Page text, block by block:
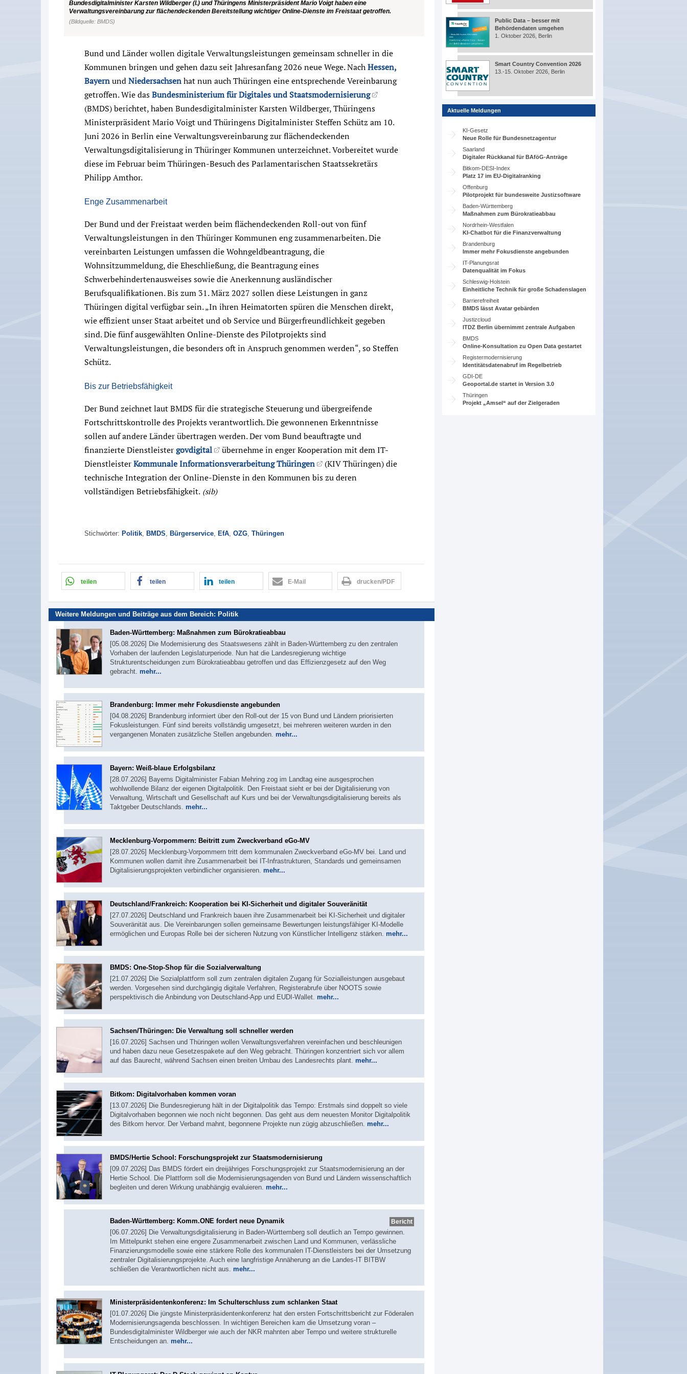
Bundesdigitalminister Karsten Wildberger (l.) und Thüringens Ministerpräsident Mario Voigt haben eine
Verwaltungsvereinbarung zur flächendeckenden Bereitstellung wichtiger Online-Dienste im Freistaat getroffen.
(Bildquelle: BMDS)
Bund und Länder wollen digitale Verwaltungsleistungen gemeinsam schneller in die
Kommunen bringen und gehen dazu seit Jahresanfang 2026 neue Wege. NachHessen,
BayernundNiedersachsenhat nun auch Thüringen eine entsprechende Vereinbarung
getroffen. Wie dasBundesministerium für Digitales und Staatsmodernisierung
(BMDS) berichtet, haben Bundesdigitalminister Karsten Wildberger, Thüringens
Ministerpräsident Mario Voigt und Thüringens Digitalminister Steffen Schütz am 10.
Juni 2026 in Berlin eine Verwaltungsvereinbarung zur flächendeckenden
Verwaltungsdigitalisierung in Thüringer Kommunen unterzeichnet. Vorbereitet wurde
diese im Februar beim Thüringen-Besuch des Parlamentarischen Staatssekretärs
Philipp Amthor.
Enge Zusammenarbeit
Der Bund und der Freistaat werden beim flächendeckenden Roll-out von fünf
Verwaltungsleistungen in den Thüringer Kommunen eng zusammenarbeiten. Die
vereinbarten Leistungen umfassen die Wohngeldbeantragung, die
Wohnsitzummeldung, die Eheschließung, die Beantragung eines
Schwerbehindertenausweises sowie die Anerkennung ausländischer
Berufsqualifikationen. Bis zum 31. März 2027 sollen diese Leistungen in ganz
Thüringen digital verfügbar sein. „In ihren Heimatorten spüren die Menschen direkt,
wie effizient unser Staat arbeitet und ob Service und Bürgerfreundlichkeit gegeben
sind. Die fünf ausgewählten Online-Dienste des Pilotprojekts sind
Verwaltungsleistungen, die besonders oft in Anspruch genommen werden“, so Steffen
Schütz.
Bis zur Betriebsfähigkeit
Der Bund zeichnet laut BMDS für die strategische Steuerung und übergreifende
Fortschrittskontrolle des Projekts verantwortlich. Die gewonnenen Erkenntnisse
sollen auf andere Länder übertragen werden. Der vom Bund beauftragte und
finanzierte Dienstleistergovdigital
übernehme in enger Kooperation mit dem IT-
DienstleisterKommunale Informationsverarbeitung Thüringen
(KIV Thüringen) die
technische Integration der Online-Dienste in den Kommunen bis zu deren
vollständigen Betriebsfähigkeit. (sib)
Stichwörter: Politik, BMDS, Bürgerservice, EfA, OZG, Thüringen
teilen teilen teilen E-Mail drucken/PDF
Weitere Meldungen und Beiträge aus dem Bereich: Politik
Baden-Württemberg: Maßnahmen zum Bürokratieabbau
[05.08.2026] Die Modernisierung des Staatswesens zählt in Baden-Württemberg zu den zentralen
Vorhaben der laufenden Legislaturperiode. Nun hat die Landesregierung wichtige
Strukturentscheidungen zum Bürokratieabbau getroffen und das Effizienzgesetz auf den Weg
gebracht. mehr...
Brandenburg: Immer mehr Fokusdienste angebunden
[04.08.2026] Brandenburg informiert über den Roll-out der 15 von Bund und Ländern priorisierten
Fokusleistungen. Fünf sind bereits vollständig umgesetzt, bei mehreren weiteren wurden in den
vergangenen Monaten zusätzliche Stellen angebunden. mehr...
Bayern: Weiß-blaue Erfolgsbilanz
[28.07.2026] Bayerns Digitalminister Fabian Mehring zog im Landtag eine ausgesprochen
wohlwollende Bilanz der eigenen Digitalpolitik. Den Freistaat sieht er bei der Digitalisierung von
Verwaltung, Wirtschaft und Gesellschaft auf Kurs und bei der Verwaltungsdigitalisierung bereits als
Taktgeber Deutschlands. mehr...
Mecklenburg-Vorpommern: Beitritt zum Zweckverband eGo-MV
[28.07.2026] Mecklenburg-Vorpommern tritt dem kommunalen Zweckverband eGo-MV bei. Land und
Kommunen wollen damit ihre Zusammenarbeit bei IT-Infrastrukturen, Standards und gemeinsamen
Digitalisierungsprojekten verbindlicher organisieren. mehr...
Deutschland/Frankreich: Kooperation bei KI-Sicherheit und digitaler Souveränität
[27.07.2026] Deutschland und Frankreich bauen ihre Zusammenarbeit bei KI-Sicherheit und digitaler
Souveränität aus. Die Vereinbarungen sollen gemeinsame Bewertungen leistungsfähiger KI-Modelle
ermöglichen und Europas Rolle bei der sicheren Nutzung von Künstlicher Intelligenz stärken. mehr...
BMDS: One-Stop-Shop für die Sozialverwaltung
[21.07.2026] Die Sozialplattform soll zum zentralen digitalen Zugang für Sozialleistungen ausgebaut
werden. Vorgesehen sind durchgängig digitale Verfahren, Registerabrufe über NOOTS sowie
perspektivisch die Anbindung von Deutschland-App und EUDI-Wallet. mehr...
Sachsen/Thüringen: Die Verwaltung soll schneller werden
[16.07.2026] Sachsen und Thüringen wollen Verwaltungsverfahren vereinfachen und beschleunigen
und haben dazu neue Gesetzespakete auf den Weg gebracht. Thüringen konzentriert sich vor allem
auf das Baurecht, während Sachsen einen breiten Umbau des Landesrechts plant. mehr...
Bitkom: Digitalvorhaben kommen voran
[13.07.2026] Die Bundesregierung hält in der Digitalpolitik das Tempo: Erstmals sind doppelt so viele
Digitalvorhaben begonnen wie noch nicht begonnen. Das geht aus dem neuesten Monitor Digitalpolitik
des Bitkom hervor. Der Verband mahnt, begonnene Projekte nun zügig abzuschließen. mehr...
BMDS/Hertie School: Forschungsprojekt zur Staatsmodernisierung
[09.07.2026] Das BMDS fördert ein dreijähriges Forschungsprojekt zur Staatsmodernisierung an der
Hertie School. Die Plattform soll die Modernisierungsagenden von Bund und Ländern wissenschaftlich
begleiten und deren Wirkung unabhängig evaluieren. mehr...
Bericht
Baden-Württemberg: Komm.ONE fordert neue Dynamik
[06.07.2026] Die Verwaltungsdigitalisierung in Baden-Württemberg soll deutlich an Tempo gewinnen.
Im Mittelpunkt stehen eine engere Zusammenarbeit zwischen Land und Kommunen, verlässliche
Finanzierungsmodelle sowie eine stärkere Rolle des kommunalen IT-Dienstleisters bei der Umsetzung
zentraler Digitalisierungsprojekte. Auch eine langfristige Annäherung an die Landes-IT BITBW
schließen die Verantwortlichen nicht aus. mehr...
Ministerpräsidentenkonferenz: Im Schulterschluss zum schlanken Staat
[01.07.2026] Die jüngste Ministerpräsidentenkonferenz hat den ersten Fortschrittsbericht zur Föderalen
Modernisierungsagenda beschlossen. In wichtigen Bereichen kam die Umsetzung voran –
Bundesdigitalminister Wildberger wie auch der NKR mahnten aber Tempo und weitere strukturelle
Entscheidungen an. mehr...
Public Data – besser mit
Behördendaten umgehen
1. Oktober 2026, Berlin
Smart Country Convention 2026
13.-15. Oktober 2026, Berlin
Aktuelle Meldungen
KI-Gesetz
Neue Rolle für Bundesnetzagentur
Saarland
Digitaler Rückkanal für BAföG-Anträge
Bitkom-DESI-Index
Platz 17 im EU-Digitalranking
Offenburg
Pilotprojekt für bundesweite Justizsoftware
Baden-Württemberg
Maßnahmen zum Bürokratieabbau
Nordrhein-Westfalen
KI-Chatbot für die Finanzverwaltung
Brandenburg
Immer mehr Fokusdienste angebunden
IT-Planungsrat
Datenqualität im Fokus
Schleswig-Holstein
Einheitliche Technik für große Schadenslagen
Barrierefreiheit
BMDS lässt Avatar gebärden
Justizcloud
ITDZ Berlin übernimmt zentrale Aufgaben
BMDS
Online-Konsultation zu Open Data gestartet
Registermodernisierung
Identitätsdatenabruf im Regelbetrieb
GDI-DE
Geoportal.de startet in Version 3.0
Thüringen
Projekt „Amsel“ auf der Zielgeraden